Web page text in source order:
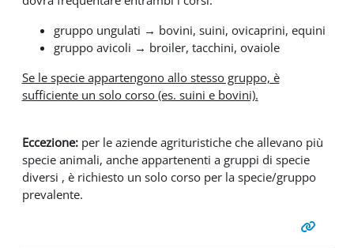
gruppo ungulati → bovini, suini, ovicaprini, equini
gruppo avicoli → broiler, tacchini, ovaiole
Se le specie appartengono allo stesso gruppo, è
sufficiente un solo corso (es. suini e bovini).
Eccezione:per le aziende agrituristiche che allevano più
specie animali, anche appartenenti a gruppi di specie
diversi , è richiesto un solo corso per la specie/gruppo
prevalente.